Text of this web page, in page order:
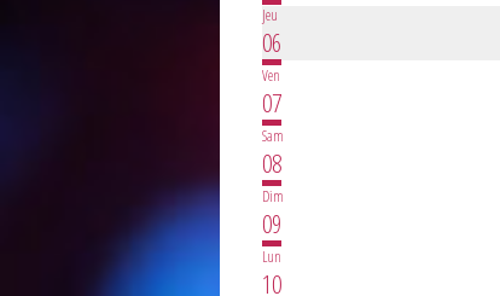
Jeu
06
Ven
07
Sam
08
Dim
09
Lun
10